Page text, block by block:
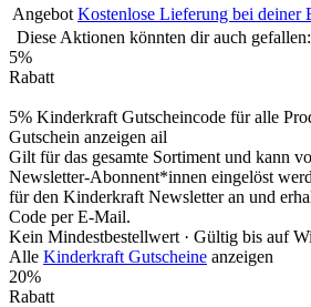
Angebot Kostenlose Lieferung bei deiner
Diese Aktionen könnten dir auch gefallen:
5%
Rabatt
5% Kinderkraft Gutscheincode für alle
Gutschein anzeigen ail
Gilt für das gesamte Sortiment und kann
Newsletter-Abonnent*innen eingelöst
für den Kinderkraft Newsletter an und
Code per E-Mail.
Kein Mindestbestellwert · Gültig bis auf
Alle Kinderkraft Gutscheine anzeigen
20%
Rabatt